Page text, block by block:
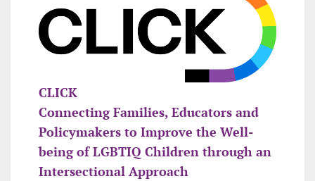
CLICK
Connecting Families, Educators and
Policymakers to Improve the Well-
being of LGBTIQ Children through an
Intersectional Approach